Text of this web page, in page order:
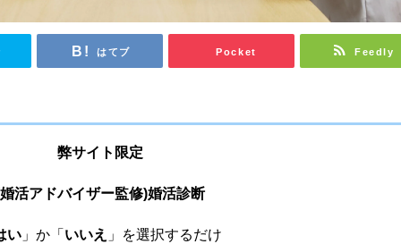
はてブ Pocket Feedly
弊サイト限定
活アドバイザー監修)婚活診断
い」か「 いいえ 」を選択するだけ